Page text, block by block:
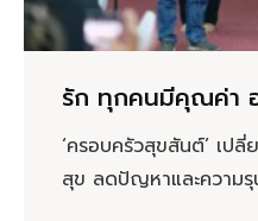
รัก ทุกคนมีคุณค่า
‘ครอบครัวสุขสันต์’ เป
สุข ลดปัญหาและความรุ